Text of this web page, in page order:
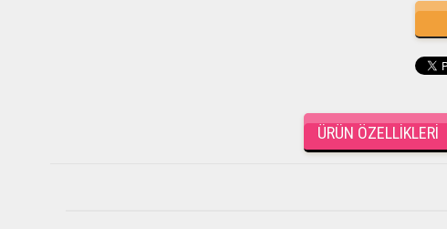
ÜRÜN ÖZELLIKLERI